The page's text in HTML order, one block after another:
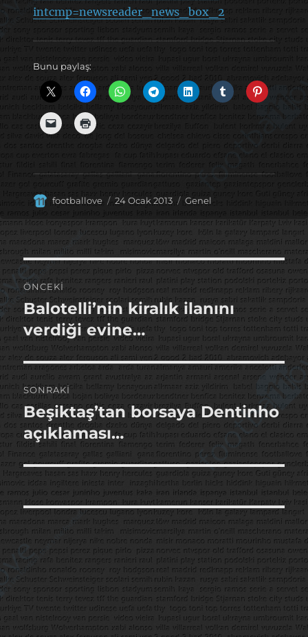
intcmp=newsreader_news_box_2
Bunu paylaş:
Yazar
footballove
Yayın
tarihi
24 Ocak 2013 Kategoriler
Genel
Yazı
gezinmesi
ÖNCEKI
Önceki
yazı:
Balotelli’nin kiralık ilanını
verdiği evine…
SONRAKI
Sonraki
yazı:
Beşiktaş’tan borsaya Dentinho
açıklaması…